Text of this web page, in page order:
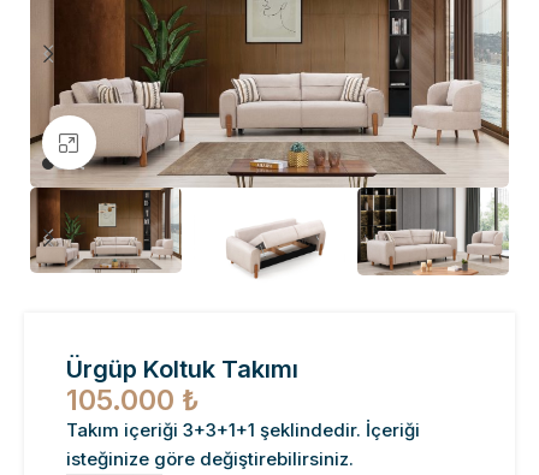
Büyütmek için tıklayın
Ürgüp Koltuk Takımı
105.000 ₺
Takım içeriği 3+3+1+1 şeklindedir. İçeriği
isteğinize göre değiştirebilirsiniz.